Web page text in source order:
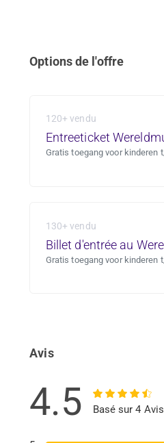
Options de l'offre
120+ vendu
Entreeticket
Gratis toegang voor kinderen
130+ vendu
Billet d'entrée au
Gratis toegang voor kinderen
Avis
4.5 Basé sur 4 Avis